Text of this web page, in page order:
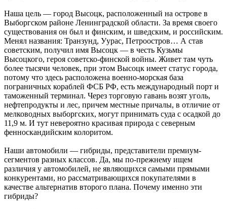
Наша цель — город Высоцк, расположенный на острове в
Выборгском районе Ленинградской области. За время своего
существования он был и финским, и шведским, и российским.
­Менял названия: Транзунд, Уурас, ­Петроостров… А став
советским, получил имя Высоцк — в честь Кузьмы
Высоцкого, героя советско-финской войны. Живет там чуть
более тысячи человек, при этом Высоцк имеет статус города,
потому что здесь расположена военно-морская база
пограничных кораблей ФСБ РФ, есть международный порт и
таможенный терминал. Через торговую гавань возят уголь,
нефтепродукты и лес, причем местные причалы, в отличие от
мелководных выборгских, могут принимать суда с осадкой до
11,9 м. И тут невероятно красивая природа с северным
фенноскандийским колоритом.
Наши автомобили — гибриды, представители премиум-
сегментов разных классов. Да, мы по-прежнему ищем
различия у автомобилей, не являющихся самыми прямыми
конкурентами, но рассматривающихся покупателями в
качестве альтернатив второго плана. Почему именно эти
гибриды?